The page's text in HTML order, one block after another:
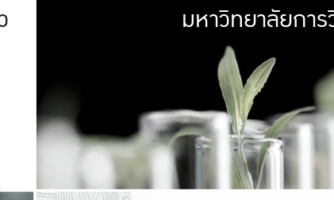
มหา
เกษตรศาสตร์
เป็นป่าใน
เกษตรในเมือง
ที่นับรวม
มหาวิทยาลัยกา